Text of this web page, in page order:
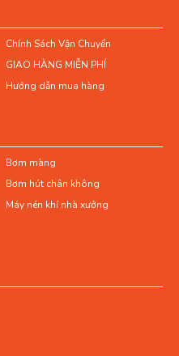
Chính Sách Vận Chuyển
GIAO HÀNG MIỄN PHÍ
Hướng dẫn mua hàng
Bơm màng
Bơm hút chân không
Máy nén khí nhà xưởng